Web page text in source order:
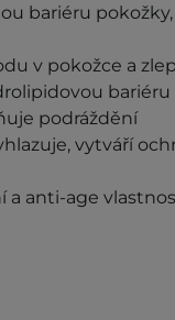
bariéru
v pokožce a
bariéru
podráždění
vytváří
a anti-age